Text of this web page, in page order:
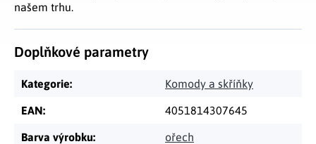
našem trhu.
Doplňkové parametry
Kategorie: Komody a skříňky
EAN: 4051814307645
Barva výrobku: ořech